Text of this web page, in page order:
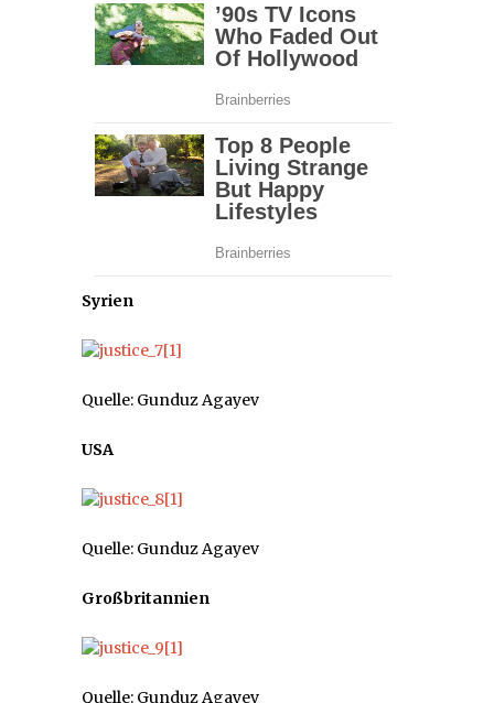
Syrien
Quelle: Gunduz Agayev
USA
Quelle: Gunduz Agayev
Großbritannien
Quelle: Gunduz Agayev